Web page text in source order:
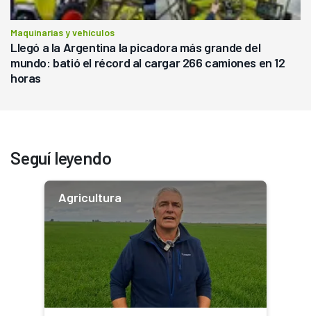
Maquinarias y vehículos
Llegó a la Argentina la picadora más grande del
mundo: batió el récord al cargar 266 camiones en 12
horas
Seguí leyendo
Agricultura